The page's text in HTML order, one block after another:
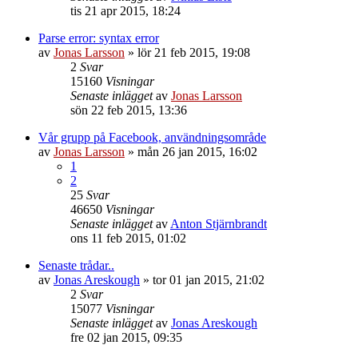
tis 21 apr 2015, 18:24
Parse error: syntax error
av Jonas Larsson » lör 21 feb 2015, 19:08
2 Svar
15160 Visningar
Senaste inläggetav Jonas Larsson
sön 22 feb 2015, 13:36
Vår grupp på Facebook, användningsområde
av Jonas Larsson » mån 26 jan 2015, 16:02
1
2
25 Svar
46650 Visningar
Senaste inläggetavAnton Stjärnbrandt
ons 11 feb 2015, 01:02
Senaste trådar..
av Jonas Areskough » tor 01 jan 2015, 21:02
2 Svar
15077 Visningar
Senaste inläggetav Jonas Areskough
fre 02 jan 2015, 09:35